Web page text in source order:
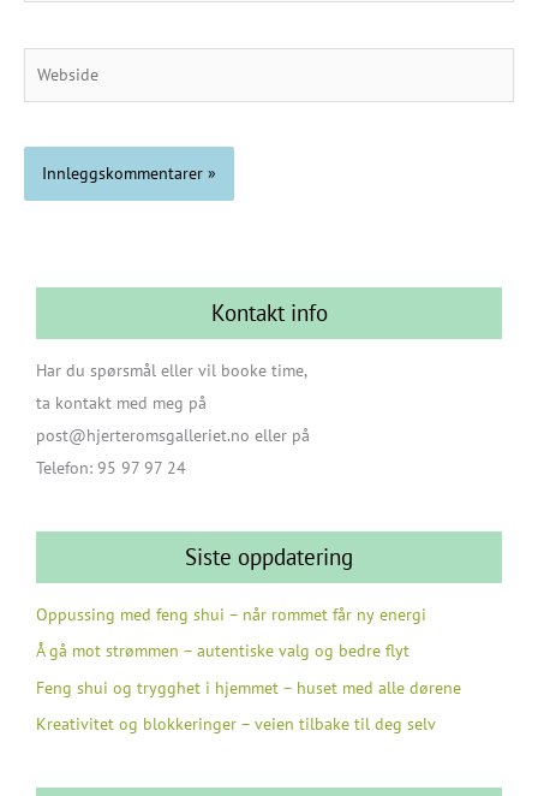
Kontakt info
Har du spørsmål eller vil booke time,
ta kontakt med meg på
post@hjerteromsgalleriet.no eller på
Telefon: 95 97 97 24
Siste oppdatering
Oppussing med feng shui – når rommet får ny energi
Å gå mot strømmen – autentiske valg og bedre flyt
Feng shui og trygghet i hjemmet – huset med alle dørene
Kreativitet og blokkeringer – veien tilbake til deg selv